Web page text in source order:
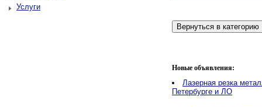
Услуги
Новые объявления:
Лазерная резка
Петербурге и ЛО